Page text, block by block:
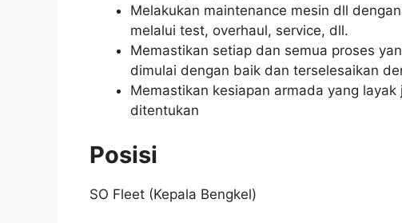
Melakukan maintenance mesin dll
melalui test, overhaul, service, dll.
Memastikan setiap dan semua proses
dimulai dengan baik dan terselesaikan
Memastikan kesiapan armada yang
ditentukan
Posisi
SO Fleet (Kepala Bengkel)